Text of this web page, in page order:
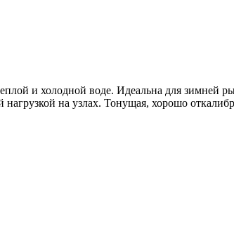
и холодной воде. Идеальна для зимней
нагрузкой на узлах. Тонущая, хорошо